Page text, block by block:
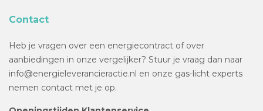
Contact
Heb je vragen over een energiecontract of over
aanbiedingen in onze vergelijker? Stuur je vraag dan naar
info@energieleverancieractie.nl en onze gas-licht experts
nemen contact met je op.